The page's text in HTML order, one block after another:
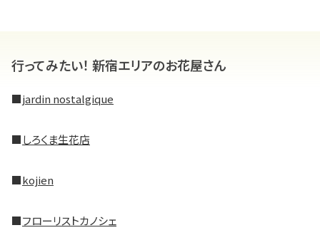
行ってみたい！ 新宿エリアのお花屋さん
■jardin nostalgique
■しろくま生花店
■kojien
■フローリストカノシェ